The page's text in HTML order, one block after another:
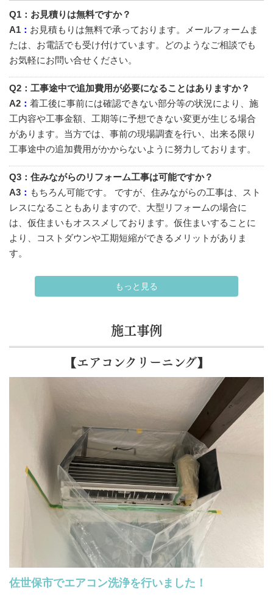
Q1 ：お見積りは無料ですか？
A1 ： お見積もりは無料で承っております。メールフォームま
たは、お電話でも受け付けています。どのようなご相談でも
お気軽にお問い合せください。
Q2 ：工事途中で追加費用が必要になることはありますか？
A2 ： 着工後に事前には確認できない部分等の状況により、施
工内容や工事金額、工期等に予想できない変更が生じる場合
があります。当方では、事前の現場調査を行い、出来る限り
工事途中の追加費用がかからないように努力しております。
Q3 ：住みながらのリフォーム工事は可能ですか？
A3 ： もちろん可能です。 ですが、住みながらの工事は、スト
レスになることもありますので、大型リフォームの場合に
は、仮住まいもオススメしております。仮住まいすることに
より、コストダウンや工期短縮ができるメリットがありま
す。
もっと見る
施工事例
【エアコンクリーニング】
佐世保市でエアコン洗浄を行いました！